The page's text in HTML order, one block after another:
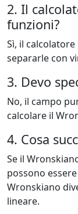
2. Il
funzioni?
Sì, il
separarle con
3. Devo
No, il campo
calcolare il
4. Cosa
Se il
possono
Wronskiano
lineare.